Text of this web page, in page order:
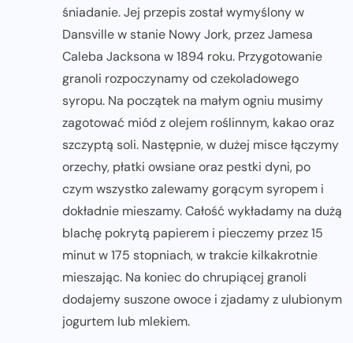
śniadanie. Jej przepis został wymyślony w
Dansville w stanie Nowy Jork, przez Jamesa
Caleba Jacksona w 1894 roku. Przygotowanie
granoli rozpoczynamy od czekoladowego
syropu. Na początek na małym ogniu musimy
zagotować miód z olejem roślinnym, kakao oraz
szczyptą soli. Następnie, w dużej misce łączymy
orzechy, płatki owsiane oraz pestki dyni, po
czym wszystko zalewamy gorącym syropem i
dokładnie mieszamy. Całość wykładamy na dużą
blachę pokrytą papierem i pieczemy przez 15
minut w 175 stopniach, w trakcie kilkakrotnie
mieszając. Na koniec do chrupiącej granoli
dodajemy suszone owoce i zjadamy z ulubionym
jogurtem lub mlekiem.